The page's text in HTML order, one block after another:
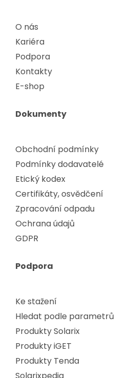
O nás
Kariéra
Podpora
Kontakty
E-shop
Dokumenty
Obchodní podmínky
Podmínky dodavatelé
Etický kodex
Certifikáty, osvědčení
Zpracování odpadu
Ochrana údajů
GDPR
Podpora
Ke stažení
Hledat podle parametrů
Produkty Solarix
Produkty iGET
Produkty Tenda
Solarixpedia